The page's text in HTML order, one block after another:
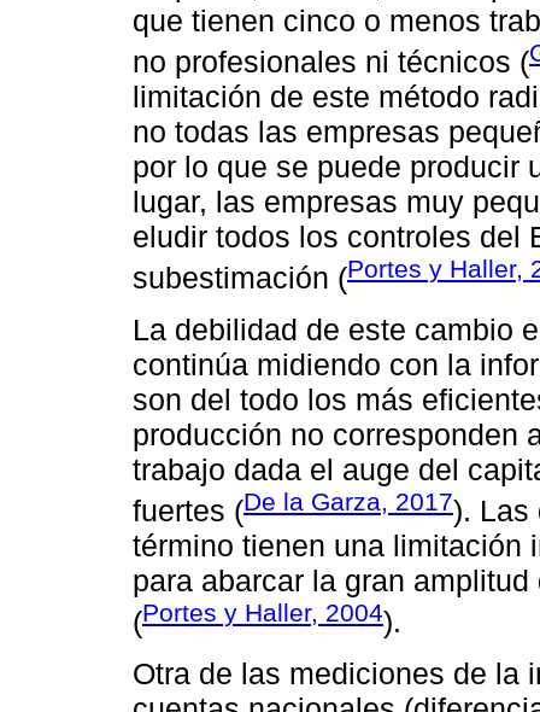
que tienen cinco o menos
no profesionales ni técnicos (
limitación de este método
no todas las empresas
por lo que se puede producir
lugar, las empresas muy
eludir todos los controles del
subestimación (Portes y Haller,
La debilidad de este cambio
continúa midiendo con la
son del todo los más
producción no corresponden
trabajo dada el auge del
fuertes (De la Garza, 2017). Las
término tienen una limitación
para abarcar la gran
(Portes y Haller, 2004).
Otra de las mediciones de la